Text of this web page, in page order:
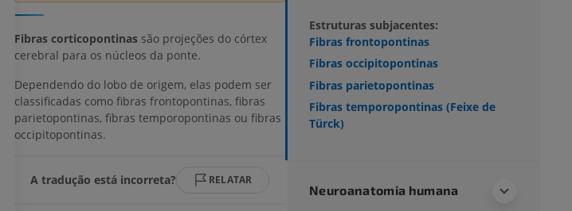
Fibras corticopontinassão projeções do córtex
cerebral para os núcleos da ponte.
Dependendo do lobo de origem, elas podem ser
classificadas como fibras frontopontinas, fibras
parietopontinas, fibras temporopontinas ou fibras
occipitopontinas.
A tradução está incorreta? RELATAR
Estruturas subjacentes:
Fibras frontopontinas
Fibras occipitopontinas
Fibras parietopontinas
Fibras temporopontinas (Feixe de
Türck)
Neuroanatomia humana